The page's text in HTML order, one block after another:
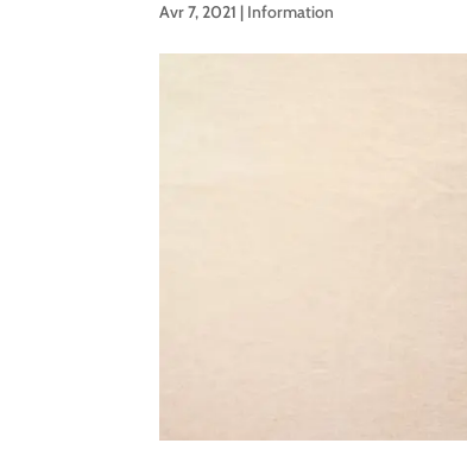
Avr 7, 2021 | Information